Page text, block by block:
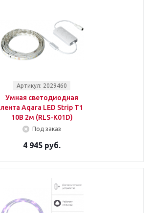
Артикул: 2029460
Умная светодиодная
лента Aqara LED Strip T1
10В 2м (RLS-K01D)
Под заказ
4 945 руб.